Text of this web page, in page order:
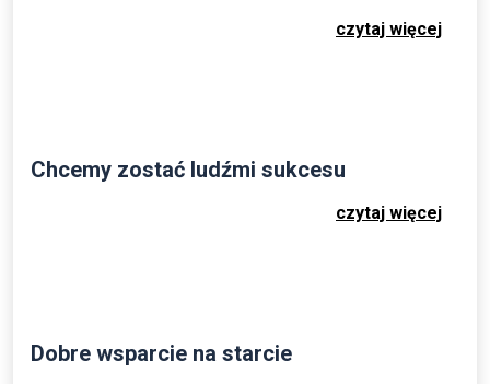
czytaj więcej
Chcemy zostać ludźmi sukcesu
czytaj więcej
Dobre wsparcie na starcie